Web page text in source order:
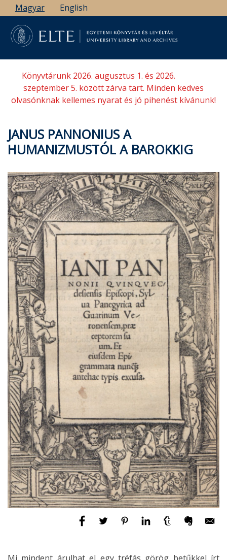
Ugrás
a
tartalomra
Magyar English
Könyvtárunk 2026. augusztus 1. és 2026.
szeptember 5. között zárva tart. Minden kedves
olvasónknak kellemes nyarat és jó pihenést kívánunk!
JANUS PANNONIUS A
HUMANIZMUSTÓL A BAROKKIG